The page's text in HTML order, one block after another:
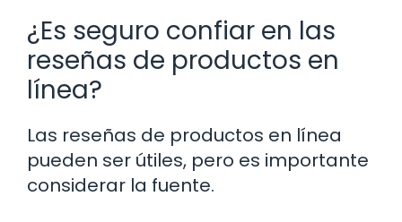
¿Es seguro confiar en las
reseñas de productos en
línea?
Las reseñas de productos en línea
pueden ser útiles, pero es importante
considerar la fuente.